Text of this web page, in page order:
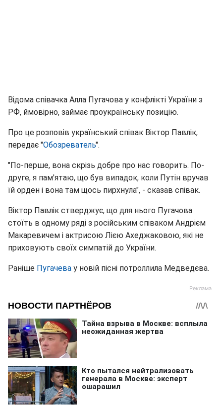
Відома співачка Алла Пугачова у конфлікті України з
РФ, ймовірно, займає проукраїнську позицію.
Про це розповів український співак Віктор Павлік,
передає "Обозреватель".
"По-перше, вона скрізь добре про нас говорить. По-
друге, я пам'ятаю, що був випадок, коли Путін вручав
їй орден і вона там щось пирхнула", - сказав співак.
Віктор Павлік стверджує, що для нього Пугачова
стоїть в одному ряді з російським співаком Андрієм
Макаревичем і актрисою Лією Ахеджаковою, які не
приховують своїх симпатій до України.
Раніше Пугачева у новій пісні потроллила Медведєва.